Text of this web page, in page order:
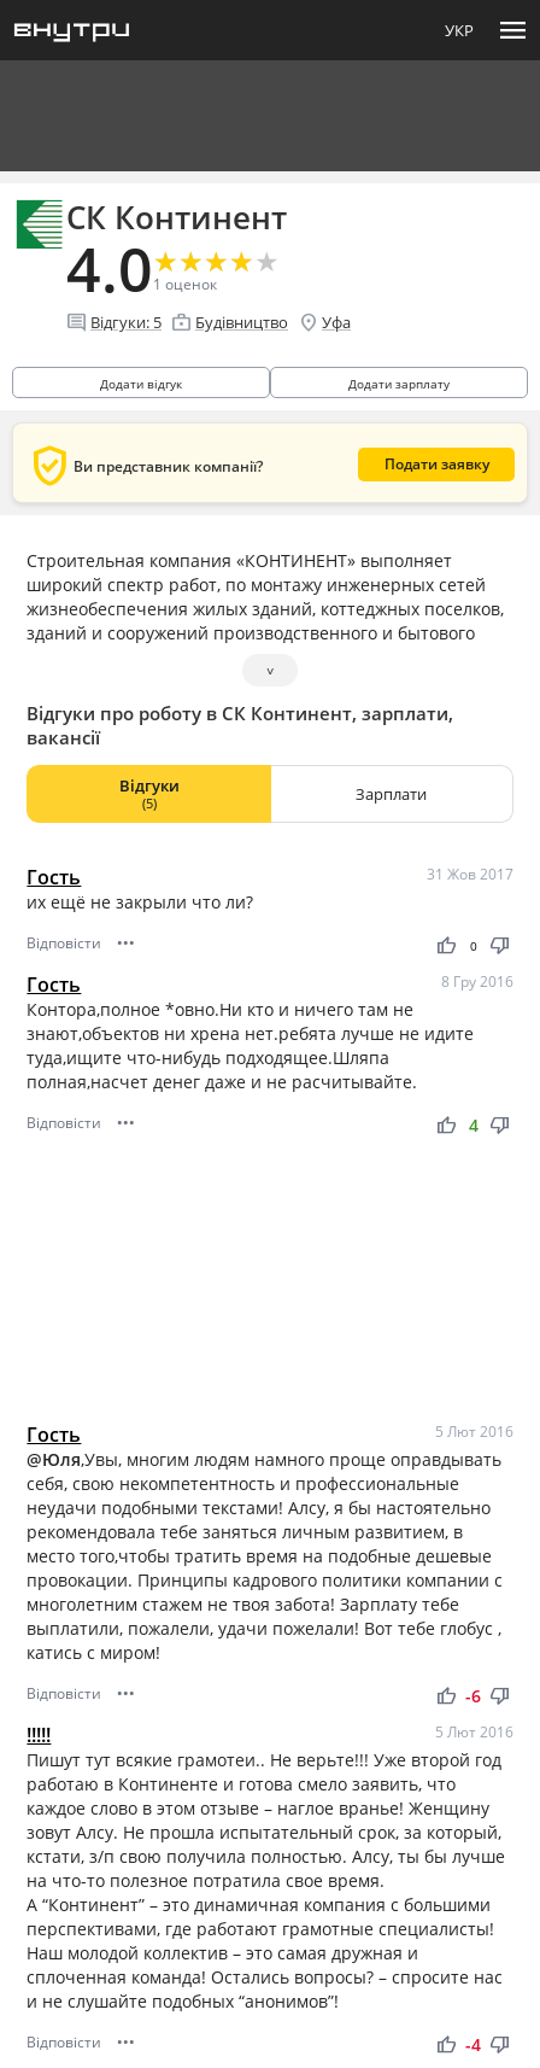
УКР menu
СК Континент
4.0★
★★
★★
★★
★★
★
1 оценок
comment Відгуки: 5 enterprise Будівництво location_on Уфа
Додати відгук Додати зарплату
verified_user Ви представник компанії? Подати заявку
Строительная компания «КОНТИНЕНТ» выполняет
широкий спектр работ, по монтажу инженерных сетей
жизнеобеспечения жилых зданий, коттеджных поселков,
зданий и сооружений производственного и бытового
общестроительных и отделочных работ.
˅
Відгуки про роботу в СК Континент, зарплати,
вакансії
Відгуки
(5) Зарплати
Гость 31 Жов 2017
их ещё не закрыли что ли?
Відповісти ••• thumb_up thumb_down
0
Гость 8 Гру 2016
Контора,полное *овно.Ни кто и ничего там не
знают,объектов ни хрена нет.ребята лучше не идите
туда,ищите что-нибудь подходящее.Шляпа
полная,насчет денег даже и не расчитывайте.
Відповісти ••• thumb_up thumb_down
4
Гость 5 Лют 2016
@Юля,Увы, многим людям намного проще оправдывать
себя, свою некомпетентность и профессиональные
неудачи подобными текстами! Алсу, я бы настоятельно
рекомендовала тебе заняться личным развитием, в
место того,чтобы тратить время на подобные дешевые
провокации. Принципы кадрового политики компании с
многолетним стажем не твоя забота! Зарплату тебе
выплатили, пожалели, удачи пожелали! Вот тебе глобус ,
катись с миром!
Відповісти ••• thumb_up thumb_down
-6
!!!!! 5 Лют 2016
Пишут тут всякие грамотеи.. Не верьте!!! Уже второй год
работаю в Континенте и готова смело заявить, что
каждое слово в этом отзыве – наглое вранье! Женщину
зовут Алсу. Не прошла испытательный срок, за который,
кстати, з/п свою получила полностью. Алсу, ты бы лучше
на что-то полезное потратила свое время.
А “Континент” – это динамичная компания с большими
перспективами, где работают грамотные специалисты!
Наш молодой коллектив – это самая дружная и
сплоченная команда! Остались вопросы? – спросите нас
и не слушайте подобных “анонимов”!
Відповісти ••• thumb_up thumb_down
-4